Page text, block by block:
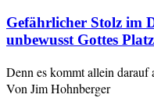
Gefährlicher Stolz im
unbewusst Gottes
Denn es kommt allein darauf
Von Jim Hohnberger